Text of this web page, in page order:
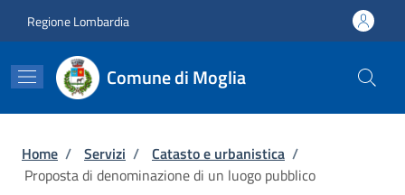
Regione Lombardia
Comune di Moglia
Briciole di pane
Home / Servizi / Catasto e urbanistica /
Proposta di denominazione di un luogo pubblico